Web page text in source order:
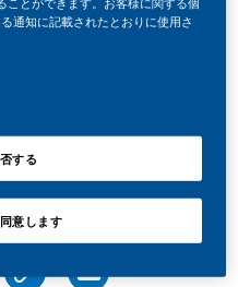
通知に記載されたとおりに使用さ
する
意します